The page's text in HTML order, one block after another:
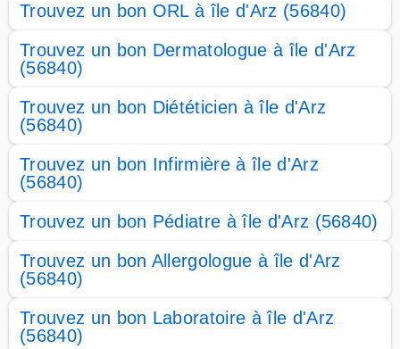
Trouvez un bon ORL à île d'Arz (56840)
Trouvez un bon Dermatologue à île d'Arz
(56840)
Trouvez un bon Diététicien à île d'Arz
(56840)
Trouvez un bon Infirmière à île d'Arz
(56840)
Trouvez un bon Pédiatre à île d'Arz (56840)
Trouvez un bon Allergologue à île d'Arz
(56840)
Trouvez un bon Laboratoire à île d'Arz
(56840)